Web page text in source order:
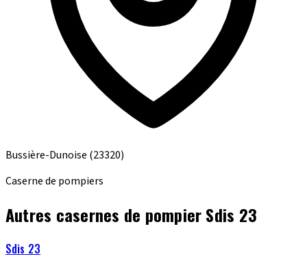
Bussière-Dunoise (23320)
Caserne de pompiers
Autres casernes de pompier Sdis 23
Sdis 23